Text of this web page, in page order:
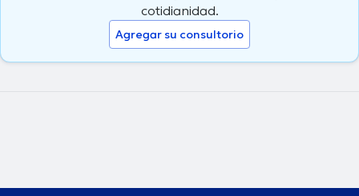
cotidianidad.
Agregar su consultorio